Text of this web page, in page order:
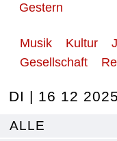
Gestern
Musik Kultur
Gesellschaft
DI | 16 12 2025
ALLE